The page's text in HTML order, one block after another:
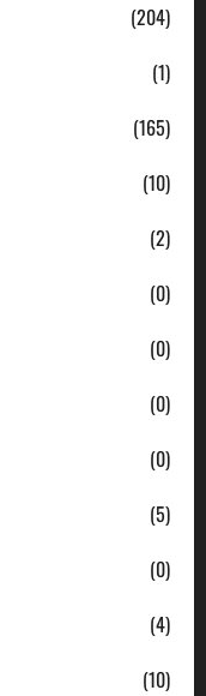
(204)
(1)
(165)
(10)
(2)
(0)
(0)
(0)
(0)
(5)
(0)
(4)
(10)